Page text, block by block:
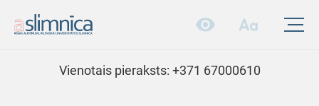
Vienotais pieraksts: +371 67000610